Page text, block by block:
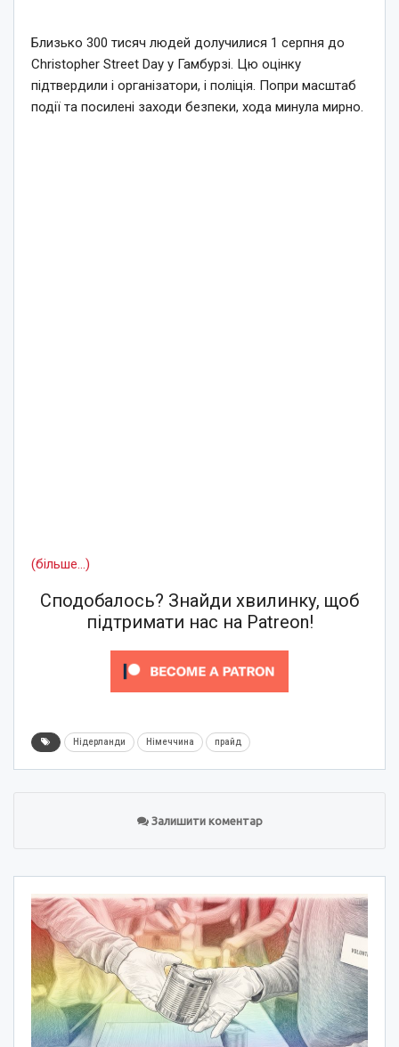
Близько 300 тисяч людей долучилися 1 серпня до
Christopher Street Day у Гамбурзі. Цю оцінку
підтвердили і організатори, і поліція. Попри масштаб
події та посилені заходи безпеки, хода минула мирно.
(більше…)
Сподобалось? Знайди хвилинку, щоб
підтримати нас на Patreon!
Нідерланди Німеччина прайд
Залишити коментар